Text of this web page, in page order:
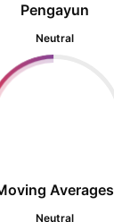
Pengayun
Neutral
Averages
Neutral